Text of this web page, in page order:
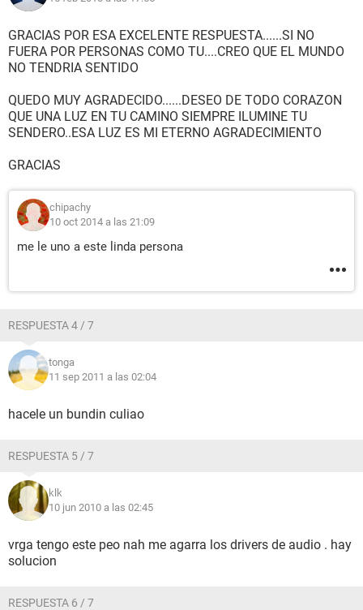
GRACIAS POR ESA EXCELENTE RESPUESTA......SI NO
FUERA POR PERSONAS COMO TU....CREO QUE EL MUNDO
NO TENDRIA SENTIDO
QUEDO MUY AGRADECIDO......DESEO DE TODO CORAZON
QUE UNA LUZ EN TU CAMINO SIEMPRE ILUMINE TU
SENDERO..ESA LUZ ES MI ETERNO AGRADECIMIENTO
GRACIAS
chipachy
10 oct 2014 a las 21:09
me le uno a este linda persona
RESPUESTA 4 / 7
tonga
11 sep 2011 a las 02:04
hacele un bundin culiao
RESPUESTA 5 / 7
klk
10 jun 2010 a las 02:45
vrga tengo este peo nah me agarra los drivers de audio . hay
solucion
RESPUESTA 6 / 7